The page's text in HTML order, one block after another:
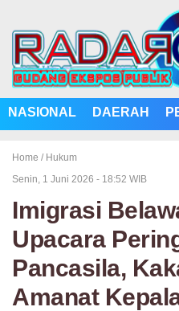
NASIONAL DAERAH
Home / Hukum
Senin, 1 Juni 2026 - 18:52 WIB
Imigrasi
Upacara
Pancasila,
Amanat